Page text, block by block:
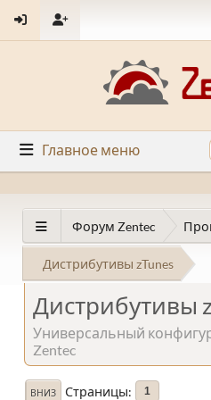
Главное меню
Форум Zentec
Дистрибутивы zTunes
Дистрибутивы
Универсальный
Zentec
ВНИЗ Страницы 1